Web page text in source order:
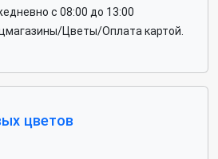
с 08:00 до 13:00
Цветы/Оплата картой.
цветов